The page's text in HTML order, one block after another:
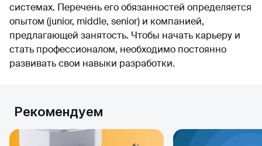
системах. Перечень его обязанностей определяется
опытом (junior, middle, senior) и компанией,
предлагающей занятость. Чтобы начать карьеру и
стать профессионалом, необходимо постоянно
развивать свои навыки разработки.
Рекомендуем